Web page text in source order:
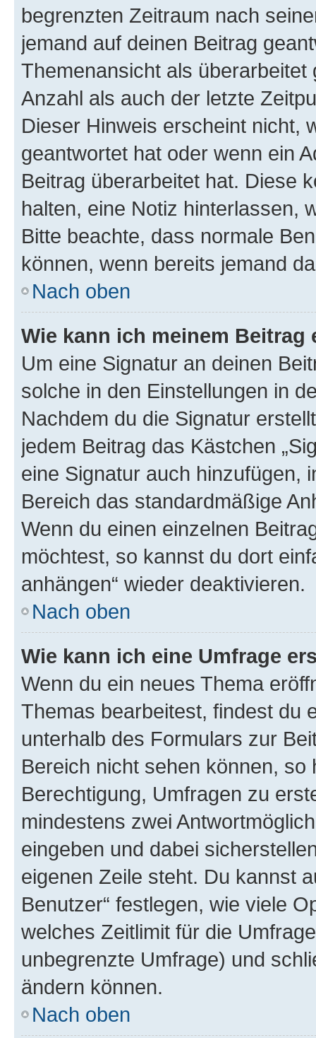
begrenzten Zeitraum nach
jemand auf deinen Beitrag
Themenansicht als
Anzahl als auch der letzte
Dieser Hinweis erscheint nicht,
geantwortet hat oder wenn ein
Beitrag überarbeitet hat. Diese
halten, eine Notiz hinterlassen,
Bitte beachte, dass normale
können, wenn bereits jemand
Nach oben
Wie kann ich meinem
Um eine Signatur an deinen
solche in den Einstellungen in
Nachdem du die Signatur
jedem Beitrag das Kästchen
eine Signatur auch hinzufügen,
Bereich das standardmäßige
Wenn du einen einzelnen
möchtest, so kannst du dort
anhängen“ wieder deaktivieren.
Nach oben
Wie kann ich eine Umfrage
Wenn du ein neues Thema
Themas bearbeitest, findest du
unterhalb des Formulars zur
Bereich nicht sehen können,
Berechtigung, Umfragen zu
mindestens zwei
eingeben und dabei
eigenen Zeile steht. Du kannst
Benutzer“ festlegen, wie viele
welches Zeitlimit für die
unbegrenzte Umfrage) und
ändern können.
Nach oben